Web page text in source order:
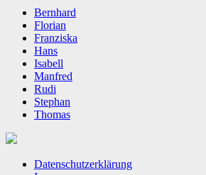
Bernhard
Florian
Franziska
Hans
Isabell
Manfred
Rudi
Stephan
Thomas
Datenschutzerklärung